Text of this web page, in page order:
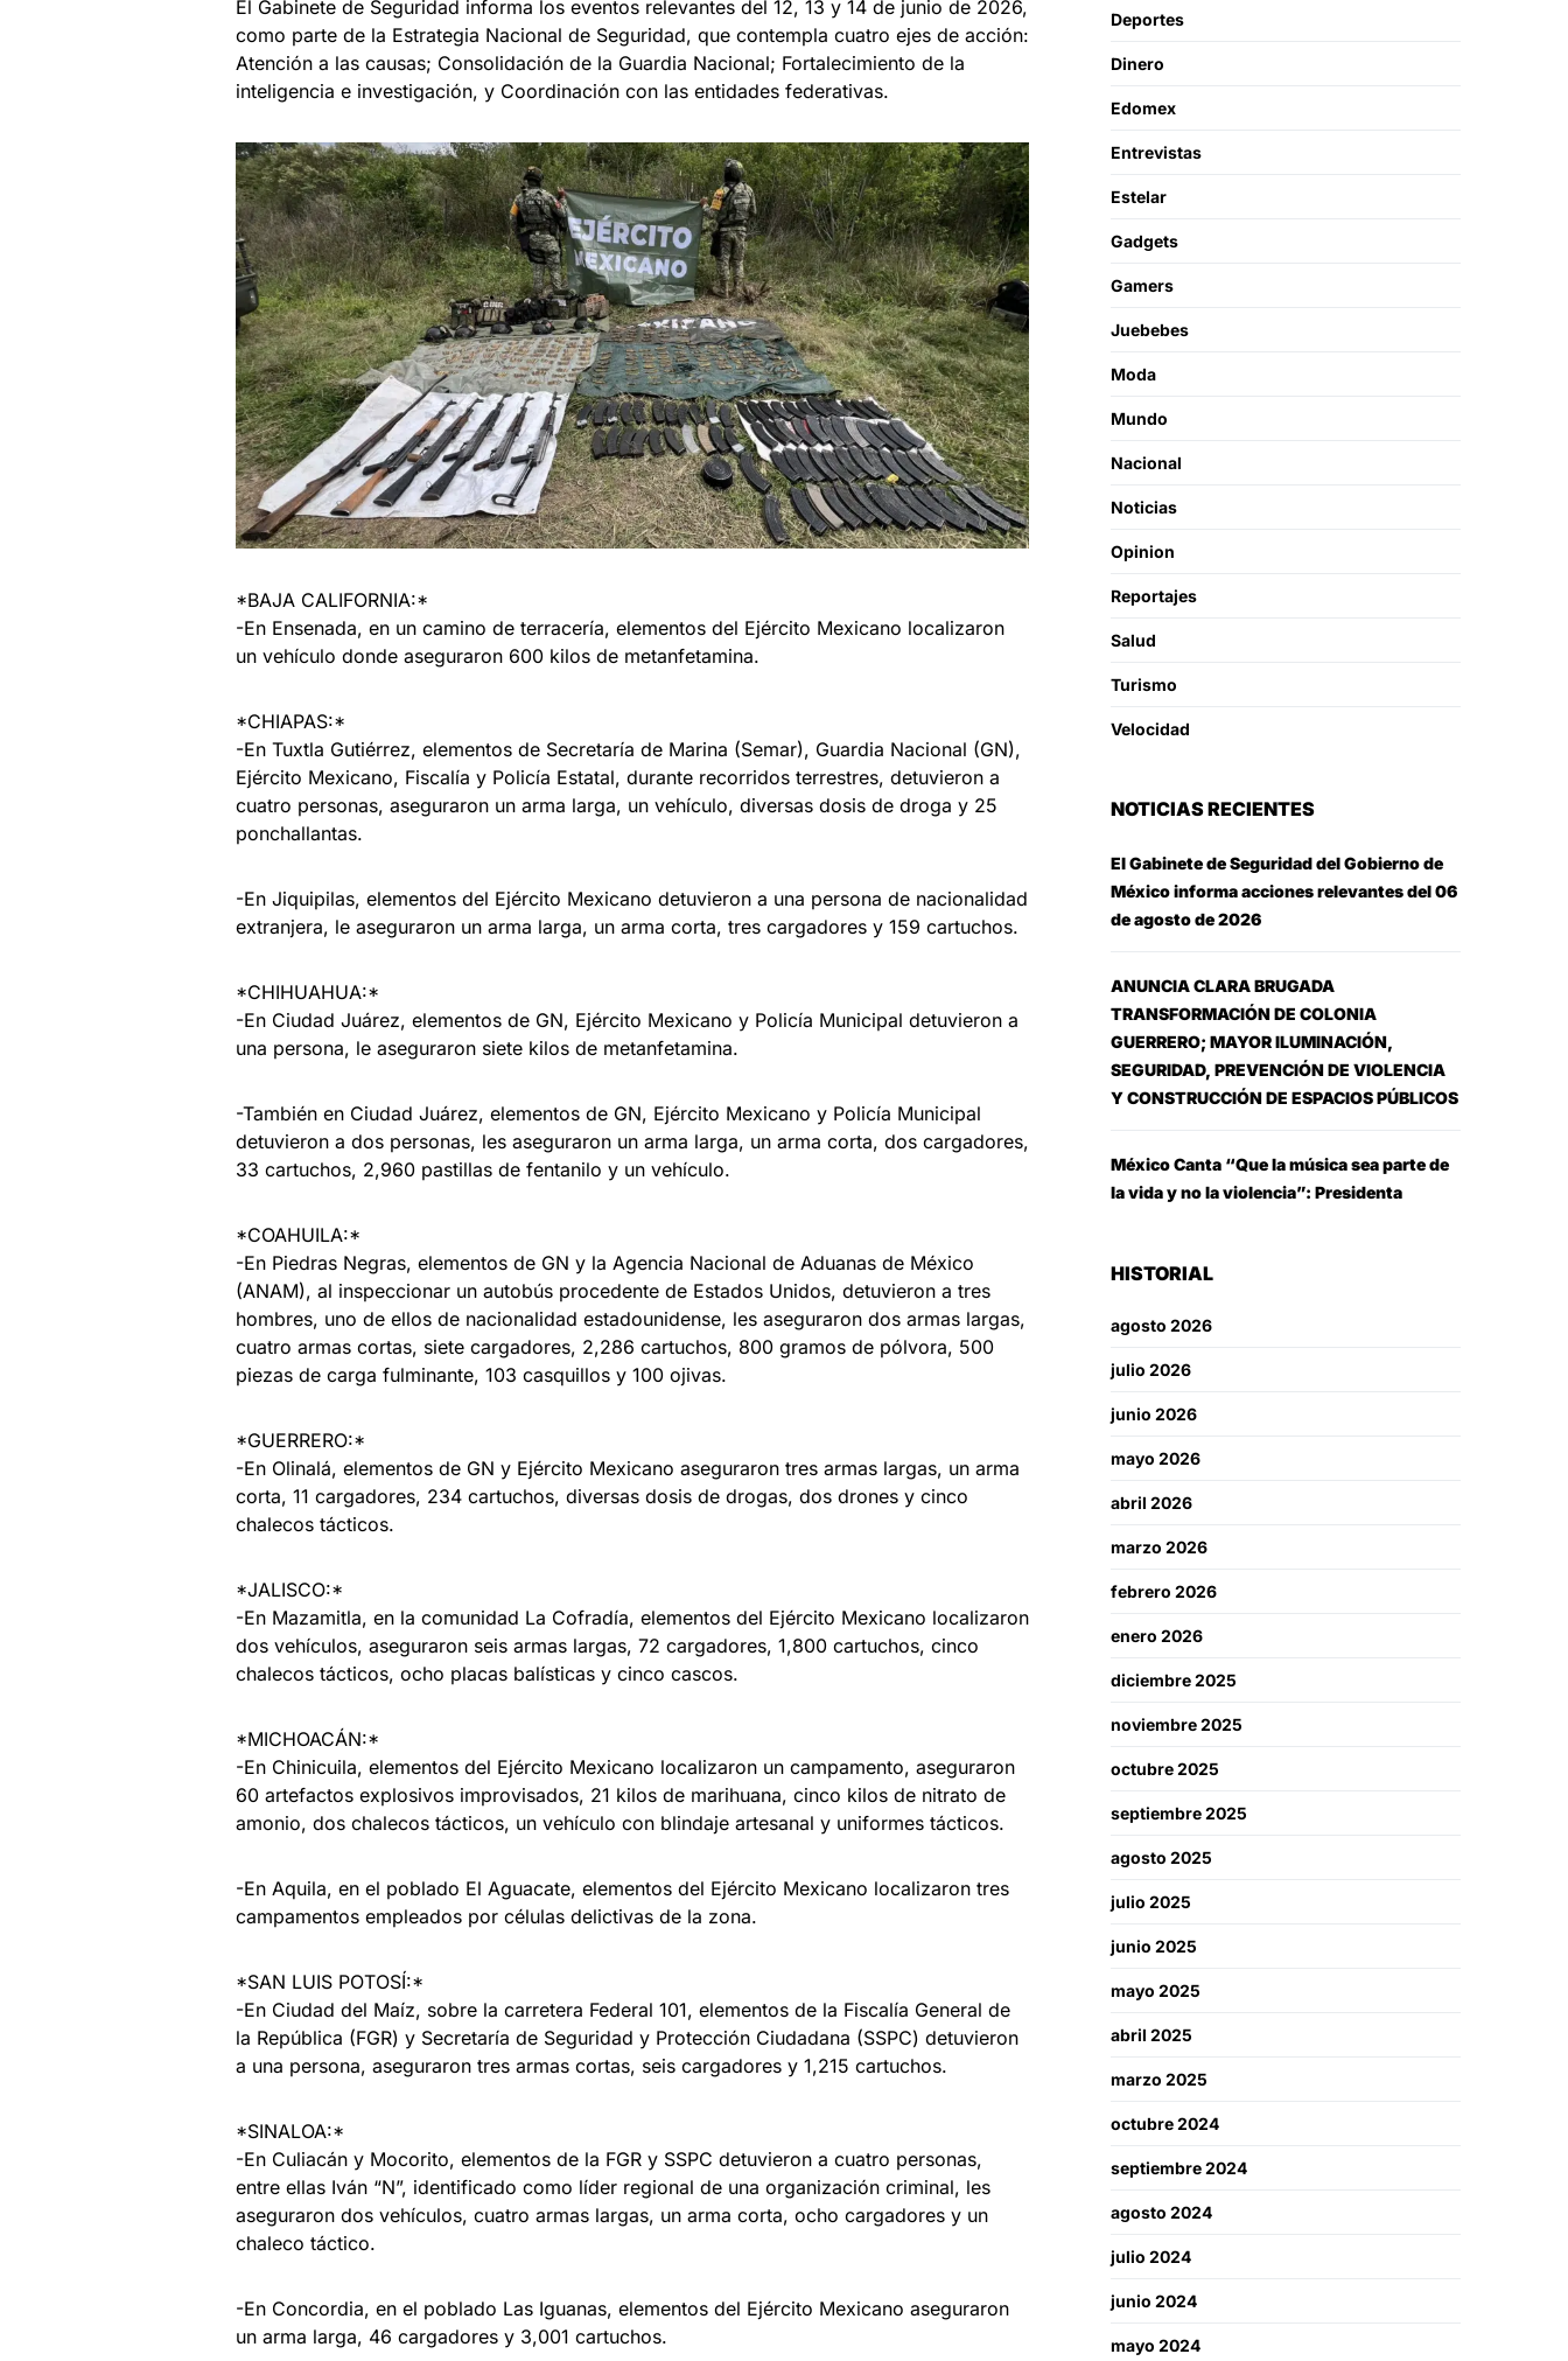
El Gabinete de Seguridad informa los eventos relevantes del 12, 13 y 14 de junio de 2026,
como parte de la Estrategia Nacional de Seguridad, que contempla cuatro ejes de acción:
Atención a las causas; Consolidación de la Guardia Nacional; Fortalecimiento de la
inteligencia e investigación, y Coordinación con las entidades federativas.
*BAJA CALIFORNIA:*
-En Ensenada, en un camino de terracería, elementos del Ejército Mexicano localizaron
un vehículo donde aseguraron 600 kilos de metanfetamina.
*CHIAPAS:*
-En Tuxtla Gutiérrez, elementos de Secretaría de Marina (Semar), Guardia Nacional (GN),
Ejército Mexicano, Fiscalía y Policía Estatal, durante recorridos terrestres, detuvieron a
cuatro personas, aseguraron un arma larga, un vehículo, diversas dosis de droga y 25
ponchallantas.
-En Jiquipilas, elementos del Ejército Mexicano detuvieron a una persona de nacionalidad
extranjera, le aseguraron un arma larga, un arma corta, tres cargadores y 159 cartuchos.
*CHIHUAHUA:*
-En Ciudad Juárez, elementos de GN, Ejército Mexicano y Policía Municipal detuvieron a
una persona, le aseguraron siete kilos de metanfetamina.
-También en Ciudad Juárez, elementos de GN, Ejército Mexicano y Policía Municipal
detuvieron a dos personas, les aseguraron un arma larga, un arma corta, dos cargadores,
33 cartuchos, 2,960 pastillas de fentanilo y un vehículo.
*COAHUILA:*
-En Piedras Negras, elementos de GN y la Agencia Nacional de Aduanas de México
(ANAM), al inspeccionar un autobús procedente de Estados Unidos, detuvieron a tres
hombres, uno de ellos de nacionalidad estadounidense, les aseguraron dos armas largas,
cuatro armas cortas, siete cargadores, 2,286 cartuchos, 800 gramos de pólvora, 500
piezas de carga fulminante, 103 casquillos y 100 ojivas.
*GUERRERO:*
-En Olinalá, elementos de GN y Ejército Mexicano aseguraron tres armas largas, un arma
corta, 11 cargadores, 234 cartuchos, diversas dosis de drogas, dos drones y cinco
chalecos tácticos.
*JALISCO:*
-En Mazamitla, en la comunidad La Cofradía, elementos del Ejército Mexicano localizaron
dos vehículos, aseguraron seis armas largas, 72 cargadores, 1,800 cartuchos, cinco
chalecos tácticos, ocho placas balísticas y cinco cascos.
*MICHOACÁN:*
-En Chinicuila, elementos del Ejército Mexicano localizaron un campamento, aseguraron
60 artefactos explosivos improvisados, 21 kilos de marihuana, cinco kilos de nitrato de
amonio, dos chalecos tácticos, un vehículo con blindaje artesanal y uniformes tácticos.
-En Aquila, en el poblado El Aguacate, elementos del Ejército Mexicano localizaron tres
campamentos empleados por células delictivas de la zona.
*SAN LUIS POTOSÍ:*
-En Ciudad del Maíz, sobre la carretera Federal 101, elementos de la Fiscalía General de
la República (FGR) y Secretaría de Seguridad y Protección Ciudadana (SSPC) detuvieron
a una persona, aseguraron tres armas cortas, seis cargadores y 1,215 cartuchos.
*SINALOA:*
-En Culiacán y Mocorito, elementos de la FGR y SSPC detuvieron a cuatro personas,
entre ellas Iván “N”, identificado como líder regional de una organización criminal, les
aseguraron dos vehículos, cuatro armas largas, un arma corta, ocho cargadores y un
chaleco táctico.
-En Concordia, en el poblado Las Iguanas, elementos del Ejército Mexicano aseguraron
un arma larga, 46 cargadores y 3,001 cartuchos.
Deportes
Dinero
Edomex
Entrevistas
Estelar
Gadgets
Gamers
Juebebes
Moda
Mundo
Nacional
Noticias
Opinion
Reportajes
Salud
Turismo
Velocidad
NOTICIAS RECIENTES
El Gabinete de Seguridad del Gobierno de
México informa acciones relevantes del 06
de agosto de 2026
ANUNCIA CLARA BRUGADA
TRANSFORMACIÓN DE COLONIA
GUERRERO; MAYOR ILUMINACIÓN,
SEGURIDAD, PREVENCIÓN DE VIOLENCIA
Y CONSTRUCCIÓN DE ESPACIOS PÚBLICOS
México Canta “Que la música sea parte de
la vida y no la violencia”: Presidenta
HISTORIAL
agosto 2026
julio 2026
junio 2026
mayo 2026
abril 2026
marzo 2026
febrero 2026
enero 2026
diciembre 2025
noviembre 2025
octubre 2025
septiembre 2025
agosto 2025
julio 2025
junio 2025
mayo 2025
abril 2025
marzo 2025
octubre 2024
septiembre 2024
agosto 2024
julio 2024
junio 2024
mayo 2024